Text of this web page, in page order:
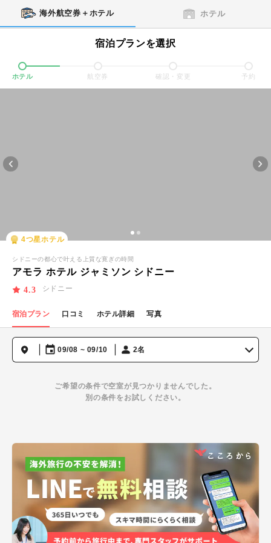
海外航空券＋ホテル ホテル
宿泊プランを選択
ホテル 航空券 確認・変更 予約
4つ星ホテル
シドニーの都心で叶える上質な寛ぎの時間
アモラ ホテル ジャミソン シドニー
4.3 シドニー
宿泊プラン 口コミ ホテル詳細 写真
09/08 ~ 09/10 2名
ご希望の条件で空室が見つかりませんでした。
別の条件をお試しください。